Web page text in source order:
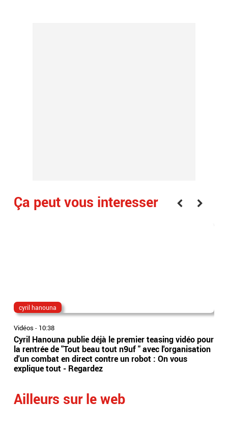
Ça peut vous interesser
cyril hanouna
Vidéos - 10:38
Cyril Hanouna publie déjà le premier teasing vidéo pour
la rentrée de "Tout beau tout n9uf " avec l'organisation
d'un combat en direct contre un robot : On vous
explique tout - Regardez
Ailleurs sur le web